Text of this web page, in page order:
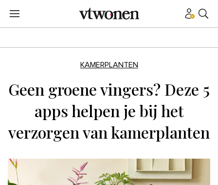
KAMERPLANTEN
Geen groene vingers? Deze 5
apps helpen je bij het
verzorgen van kamerplanten